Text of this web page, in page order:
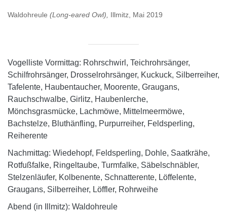
Waldohreule (Long-eared Owl), Illmitz, Mai 2019
Vogelliste Vormittag: Rohrschwirl, Teichrohrsänger,
Schilfrohrsänger, Drosselrohrsänger, Kuckuck, Silberreiher,
Tafelente, Haubentaucher, Moorente, Graugans,
Rauchschwalbe, Girlitz, Haubenlerche,
Mönchsgrasmücke, Lachmöwe, Mittelmeermöwe,
Bachstelze, Bluthänfling, Purpurreiher, Feldsperling,
Reiherente
Nachmittag: Wiedehopf, Feldsperling, Dohle, Saatkrähe,
Rotfußfalke, Ringeltaube, Turmfalke, Säbelschnäbler,
Stelzenläufer, Kolbenente, Schnatterente, Löffelente,
Graugans, Silberreiher, Löffler, Rohrweihe
Abend (in Illmitz): Waldohreule